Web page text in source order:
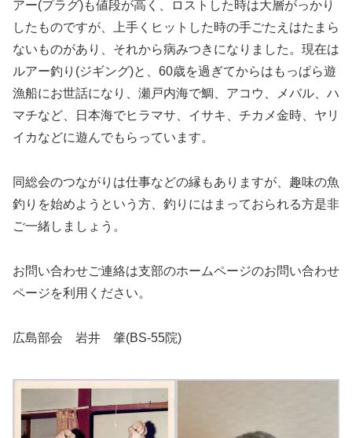
アー(プラグ)も値段が高く、ロストした時は大層がっかり
したものですが、上手くヒットした時の手ごたえはたまら
ないものがあり、それから病みつきになりました。現在は
ルアー釣り(ジギング)と、60歳を過ぎてからはもっぱら遊
漁船にお世話になり、瀬戸内海で鯛、アコウ、メバル、ハ
マチなど、日本海でヒラマサ、イサキ、チカメ金時、ヤリ
イカなどに遊んでもらっています。
同総会のつながりは仕事などの縁もありますが、趣味の魚
釣りを始めようという方、釣りにはまっておられる方是非
ご一緒しましょう。
お問い合わせご連絡は支部のホームページのお問い合わせ
ページを利用ください。
広島部会 岩井 肇(BS-55院)